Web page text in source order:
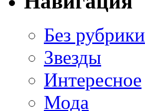
Без рубрики
Звезды
Интересное
Мода